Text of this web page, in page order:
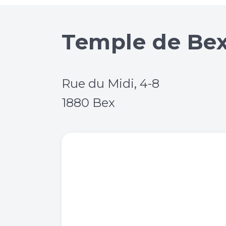
Temple de
Rue du Midi, 4-8
1880 Bex